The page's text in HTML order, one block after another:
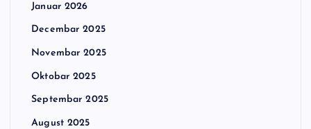
Januar 2026
Decembar 2025
Novembar 2025
Oktobar 2025
Septembar 2025
August 2025